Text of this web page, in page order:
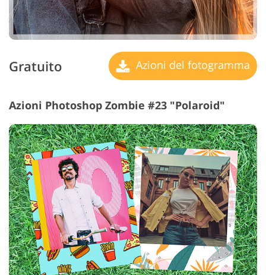
Gratuito Azioni del fotogramma
Azioni Photoshop Zombie #23 "Polaroid"